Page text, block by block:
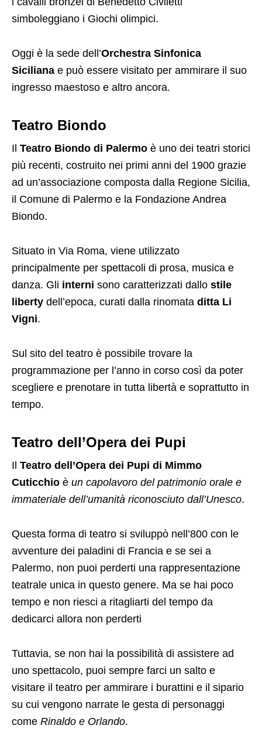
simboleggiano i Giochi olimpici.
Oggi è la sede dell’Orchestra Sinfonica
Siciliana e può essere visitato per ammirare il suo
ingresso maestoso e altro ancora.
Teatro Biondo
Il Teatro Biondo di Palermo è uno dei teatri storici
più recenti, costruito nei primi anni del 1900 grazie
ad un’associazione composta dalla Regione Sicilia,
il Comune di Palermo e la Fondazione Andrea
Biondo.
Situato in Via Roma, viene utilizzato
principalmente per spettacoli di prosa, musica e
danza. Gli interni sono caratterizzati dallo stile
liberty dell’epoca, curati dalla rinomata ditta Li
Vigni.
Sul sito del teatro è possibile trovare la
programmazione per l’anno in corso così da poter
scegliere e prenotare in tutta libertà e soprattutto in
tempo.
Teatro dell’Opera dei Pupi
Il Teatro dell’Opera dei Pupi di Mimmo
Cuticchio è un capolavoro del patrimonio orale e
immateriale dell’umanità riconosciuto dall’Unesco.
Questa forma di teatro si sviluppò nell’800 con le
avventure dei paladini di Francia e se sei a
Palermo, non puoi perderti una rappresentazione
teatrale unica in questo genere. Ma se hai poco
tempo e non riesci a ritagliarti del tempo da
dedicarci allora non perderti
Tuttavia, se non hai la possibilità di assistere ad
uno spettacolo, puoi sempre farci un salto e
visitare il teatro per ammirare i burattini e il sipario
su cui vengono narrate le gesta di personaggi
come Rinaldo e Orlando.